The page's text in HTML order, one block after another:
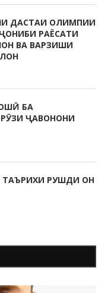
ДАСТАИ ОЛИМПИИ
РАЁСАТИ
ВА ВАРЗИШИ
БА
ҶАВОНОНИ
ТАЪРИХИ РУШДИ ОН